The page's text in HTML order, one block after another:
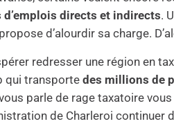
directs et indirects.
d’alourdir sa charge.
redresser une région en
qui transportedes millions de
parle de rage taxatoire
de Charleroi continuer